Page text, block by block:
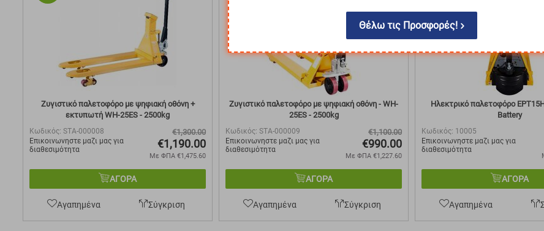
Ζυγιστικό παλετοφόρο με ψηφιακή οθόνη +
εκτυπωτή WH-25ES - 2500kg
Κωδικός: STA-000008
Επικοινωνηστε μαζι μας για
διαθεσιμότητα
€1,300.00
€1,190.00
Με ΦΠΑ €1,475.60
ΑΓΟΡΑ
Αγαπημένα Σύγκριση
Ζυγιστικό παλετοφόρο με ψηφιακή οθόνη - WH-
25ES - 2500kg
Κωδικός: STA-000009
Επικοινωνηστε μαζι μας για
διαθεσιμότητα
€1,100.00
€990.00
Με ΦΠΑ €1,227.60
ΑΓΟΡΑ
Αγαπημένα Σύγκριση
Ηλεκτρικό παλετοφόρο
Battery
Κωδικός: 10005
Επικοινωνηστε μαζι μας για
διαθεσιμότητα
ΑΓΟΡΑ
Αγαπημένα
Θέλω τις Προσφορές!